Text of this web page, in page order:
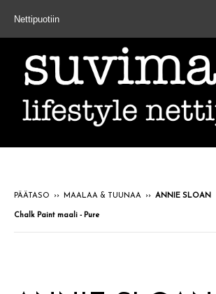
Nettipuotiin
PÄÄTASO ›› MAALAA & TUUNAA ›› ANNIE SLOAN
Chalk Paint maali - Pure